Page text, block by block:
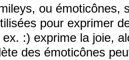
ou émoticônes,
pour exprimer
ex. :) exprime la joie,
des émoticônes